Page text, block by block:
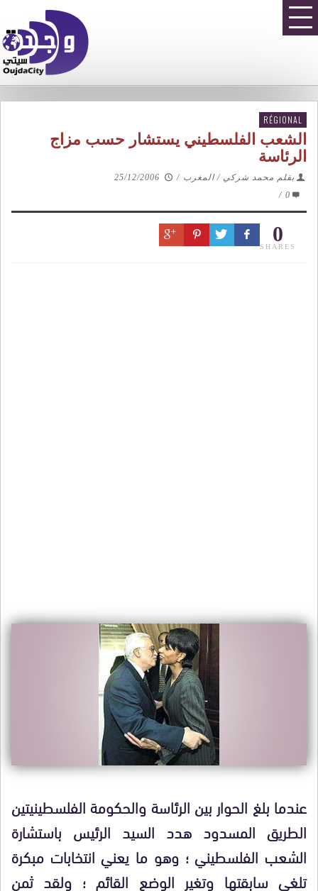
RÉGIONAL
الشعب الفلسطيني يستشار حسب مزاج
الرئاسة
بقلم محمد شركي / المغرب /
25/12/2006
0
/
0
SHARES
عندما بلغ الحوار بين الرئاسة والحكومة الفلسطينيتين
الطريق المسدود هدد السيد الرئيس باستشارة
الشعب الفلسطيني ؛ وهو ما يعني انتخابات مبكرة
تلغي سابقتها وتغير الوضع القائم ؛ ولقد ثمن